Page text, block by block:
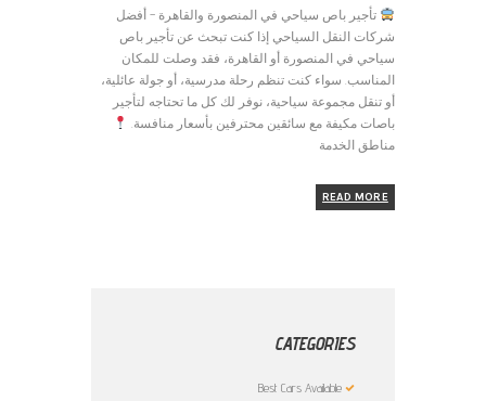
تأجير باص سياحي في المنصورة والقاهرة – أفضل
شركات النقل السياحي إذا كنت تبحث عن تأجير باص
سياحي في المنصورة أو القاهرة، فقد وصلت للمكان
المناسب. سواء كنت تنظم رحلة مدرسية، أو جولة عائلية،
أو تنقل مجموعة سياحية، نوفر لك كل ما تحتاجه لتأجير
باصات مكيفة مع سائقين محترفين بأسعار منافسة.
مناطق الخدمة
READ MORE
CATEGORIES
Best Cars Available